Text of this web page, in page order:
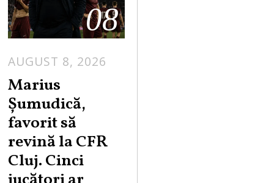
08
AUGUST 8, 2026
Marius
Șumudică,
favorit să
revină la CFR
Cluj. Cinci